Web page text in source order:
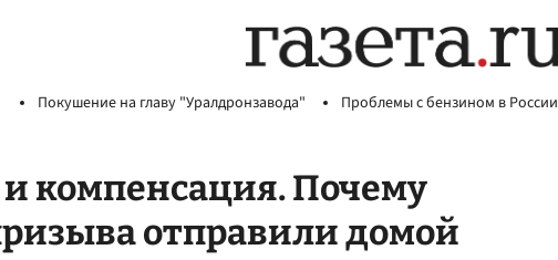
Покушение на главу "Уралдронзавода" Проблемы с бензином в России
компенсация. Почему
отправили домой